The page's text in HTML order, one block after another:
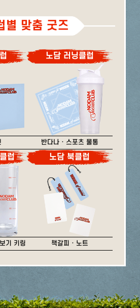
별 맞춤 굿즈
노담 러닝클럽
반다나 · 스포츠 물통
럽
기 키링
노담 북클럽
책갈피 · 노트